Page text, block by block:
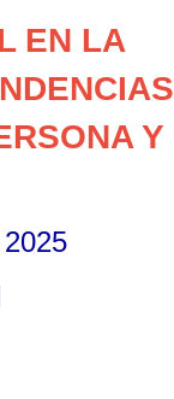
EN LA
Y